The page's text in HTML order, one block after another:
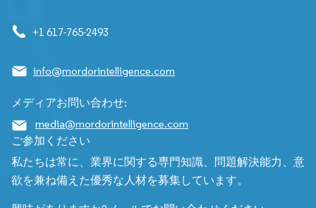
+1 617-765-2493
info@mordorintelligence.com
メディアお問い合わせ:
media@mordorintelligence.com
ご参加ください
私たちは常に、業界に関する専門知識、問題解決能力、意
欲を兼ね備えた優秀な人材を募集しています。